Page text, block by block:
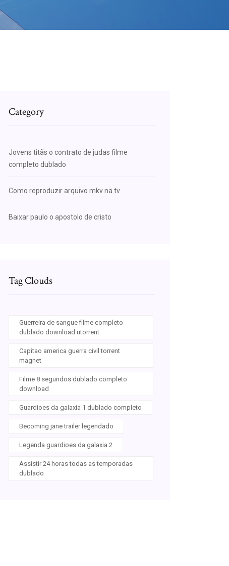
Category
Jovens titãs o contrato de judas filme
completo dublado
Como reproduzir arquivo mkv na tv
Baixar paulo o apostolo de cristo
Tag Clouds
Guerreira de sangue filme completo
dublado download utorrent
Capitao america guerra civil torrent
magnet
Filme 8 segundos dublado completo
download
Guardioes da galaxia 1 dublado completo
Becoming jane trailer legendado
Legenda guardioes da galaxia 2
Assistir 24 horas todas as temporadas
dublado